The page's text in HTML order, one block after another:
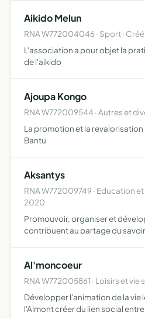
ou indirec…
Aikido Melun
RNA W772004046 · Sport ·
L'association a pour objet la
de l'aikido
Ajoupa Kongo
RNA W772009544 · Autres et
La promotion et la
Bantu
Aksantys
RNA W772009749 · Education
2020
Promouvoir, organiser et
contribuent au partage du
Al'moncoeur
RNA W772005861 · Loisirs et vie
Développer l'animation de la vie
l'Almont créer du lien social